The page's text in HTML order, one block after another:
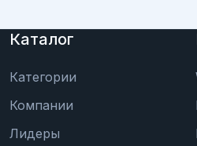
Каталог
Категории
Компании
Лидеры